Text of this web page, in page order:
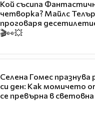
Кой съсипа
четворка? Майлс Телър
проговаря
🎬👀💥
Селена Гомес празнува
си ден: Как момичето
се превърна в